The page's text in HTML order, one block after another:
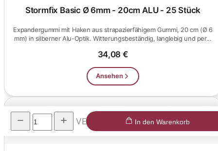
Stormfix Basic Ø 6mm - 20cm ALU - 25 Stück
Expandergummi mit Haken aus strapazierfähigem Gummi, 20 cm (Ø 6
mm) in silberner Alu-Optik. Witterungsbeständig, langlebig und per...
34,08 €
Ansehen
VE In den Warenkorb